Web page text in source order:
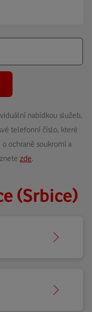
nabídkou služeb,
telefonní číslo, které
ochraně soukromí a
zde
(Srbice)